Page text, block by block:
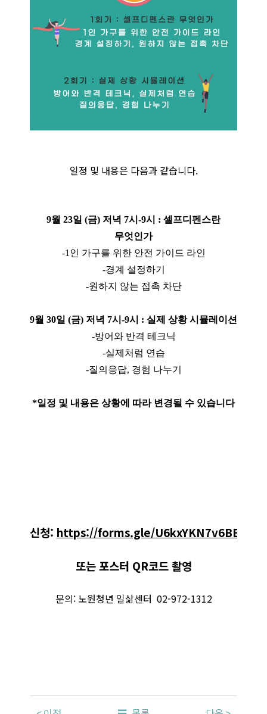
일정 및 내용은 다음과 같습니다.
9월 23일 (금) 저녁 7시-9시 : 셀프디펜스란
무엇인가
​-1인 가구를 위한 안전 가이드 라인
-경계 설정하기
-원하지 않는 접촉 차단
9월 30일 (금) 저녁 7시-9시 : 실제 상황 시뮬레이션
​-방어와 반격 테크닉
-실제처럼 연습
-질의응답, 경험 나누기
*일정 및 내용은 상황에 따라 변경될 수 있습니다
신청: https://forms.gle/
또는 포스터 QR코드 촬영
문의: 노원청년 일삶센터 02-972-1312